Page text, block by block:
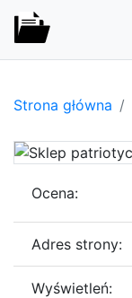
Strona główna
Ocena:
Adres strony:
Wyświetleń: